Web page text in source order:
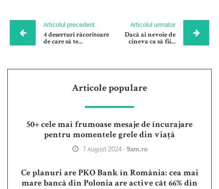
Articolul precedent
4 deserturi răcoritoare
de care să te...
Articolul urmator
Dacă ai nevoie de
cineva ca să fii...
Articole populare
50+ cele mai frumoase mesaje de încurajare
pentru momentele grele din viață
7 August 2024 -9am.ro
Ce planuri are PKO Bank în România: cea mai
mare bancă din Polonia are active cât 66% din